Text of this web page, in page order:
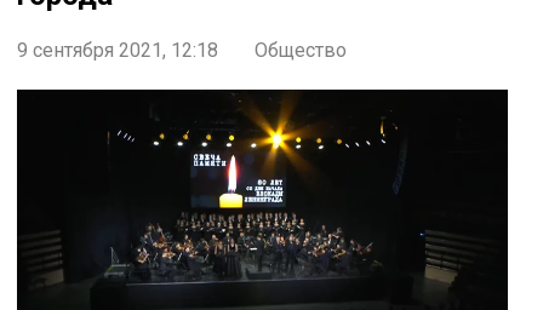
9 сентября 2021, 12:18 Общество